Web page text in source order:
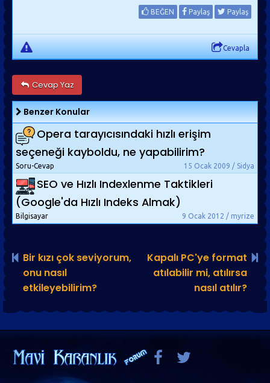
BEĞEN Paylaş Paylaş
Cevapla
Cevap Yaz
Benzer Konular
Opera tarayıcısındaki hızlı erişim
seçeneği kayboldu, ne yapabilirim?
15 Ocak 2009 / Sidya
Soru-Cevap
SEO ve Hızlı Indexlenme Taktikleri
(Google'da Hızlı Indeks Almak)
9 Ocak 2012 / myrize
Bilgisayar
Bir kızı çok seviyorum,
onu nasıl
etkileyebilirim?
Kapalı PC'ye format
atılabilir mi, atılırsa
nasıl atılır?